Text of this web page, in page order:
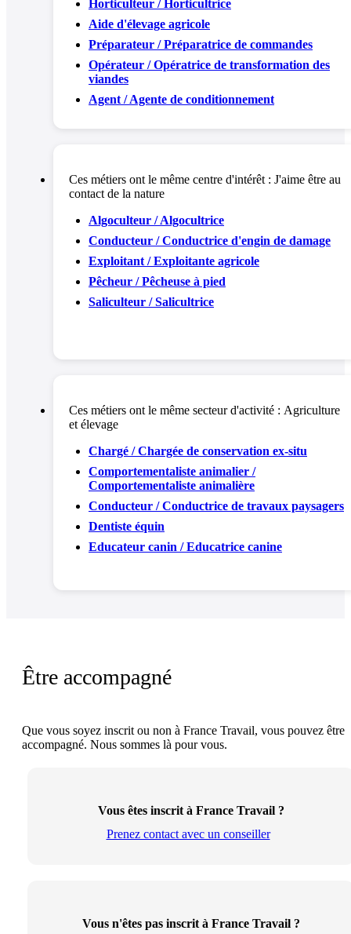
Horticulteur / Horticultrice
Aide d'élevage agricole
Préparateur / Préparatrice de commandes
Opérateur / Opératrice de transformation des
viandes
Agent / Agente de conditionnement
Ces métiers ont le même centre d'intérêt : J'aime être au
contact de la nature
Algoculteur / Algocultrice
Conducteur / Conductrice d'engin de damage
Exploitant / Exploitante agricole
Pêcheur / Pêcheuse à pied
Saliculteur / Salicultrice
Ces métiers ont le même secteur d'activité : Agriculture
et élevage
Chargé / Chargée de conservation ex-situ
Comportementaliste animalier /
Comportementaliste animalière
Conducteur / Conductrice de travaux paysagers
Dentiste équin
Educateur canin / Educatrice canine
Être accompagné
Que vous soyez inscrit ou non à France Travail, vous pouvez être
accompagné. Nous sommes là pour vous.
Vous êtes inscrit à France Travail ?
Prenez contact avec un conseiller
Vous n'êtes pas inscrit à France Travail ?